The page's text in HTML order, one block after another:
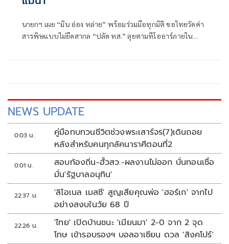
นายกฯ เผย “มิน อ่อง หล่าย” พร้อมร่วมมือทุกมิติ ขอไทยวัดค่า
สารพิษแบบไม่ยึดสากล “ปลัด ทส.” ลุยตามทีโออาร์ภายใน
NEWS UPDATE
0:03 น.
คู่มือทบทวนชีวิตช่วงพระเสาร์จร(7)เดินถอย
หลังสำหรับคนทุกลัคนาราศีตอนที่2
0:01 น.
สอบท้องถิ่น-ฮั้วสว.-ผลงานไม่ออก บั่นทอนเชื่อ
มั่น'รัฐบาลอนุทิน'
22:37 น.
'ลิโอเนล เมสซี' สูญเสียคุณพ่อ 'ฮอร์เก' จากไป
อย่างสงบในวัย 68 ปี
22:26 น.
'ไทย' เปิดบ้านชนะ 'เมียนมา' 2-0 จาก 2 จุด
โทษ เข้ารอบรองฯ บอลอาเซียน ดวล 'สิงคโปร์'